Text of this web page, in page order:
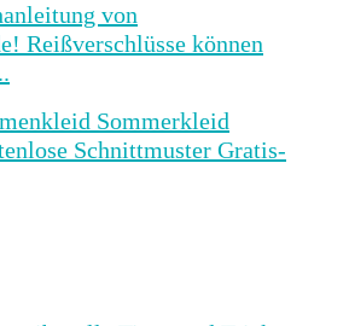
von
Reißverschlüsse können